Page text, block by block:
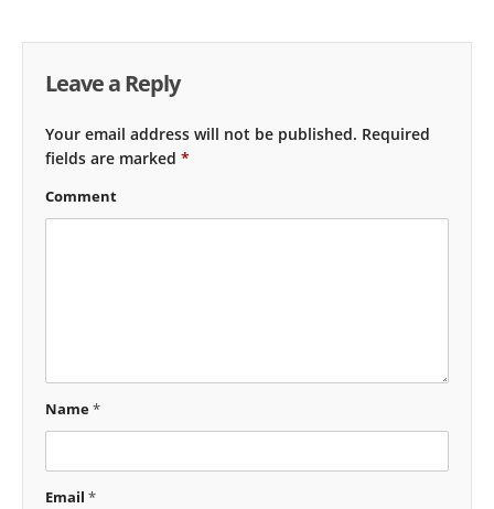
Leave a Reply
Your email address will not be published. Required
fields are marked *
Comment
Name*
Email *